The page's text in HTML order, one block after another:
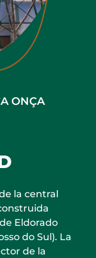
ONÇA
la central
Eldorado
do Sul). La
de la